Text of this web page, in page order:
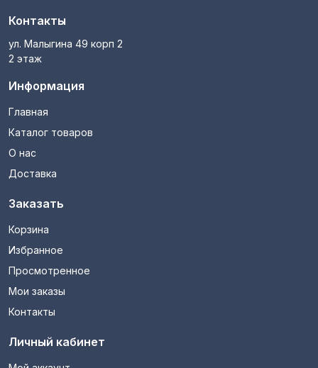
Контакты
ул. Малыгина 49 корп 2
2 этаж
Информация
Главная
Каталог товаров
О нас
Доставка
Заказать
Корзина
Избранное
Просмотренное
Мои заказы
Контакты
Личный кабинет